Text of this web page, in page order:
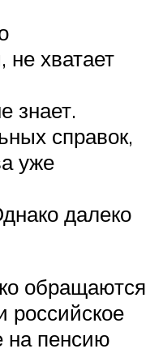
не хватает
знает.
справок,
уже
далеко
обращаются
российское
на пенсию